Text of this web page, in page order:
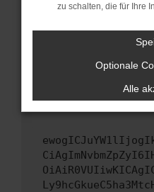
unterstützt werden.
Wende dich an
Wenn du alle oben
hast, kontaktiere uns
versuchen, das
uns diesen Text
zu schalten, die für Ihre
Optionale
Alle